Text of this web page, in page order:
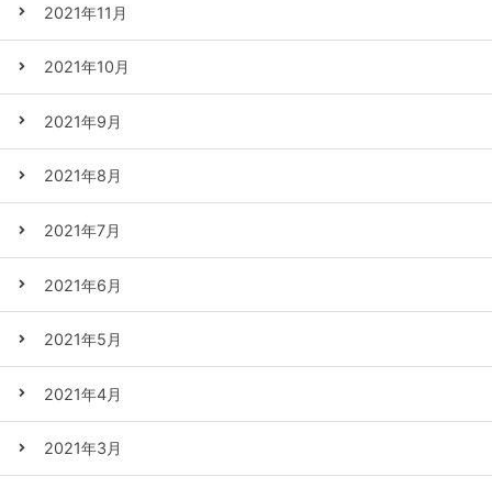
2021年11月
2021年10月
2021年9月
2021年8月
2021年7月
2021年6月
2021年5月
2021年4月
2021年3月